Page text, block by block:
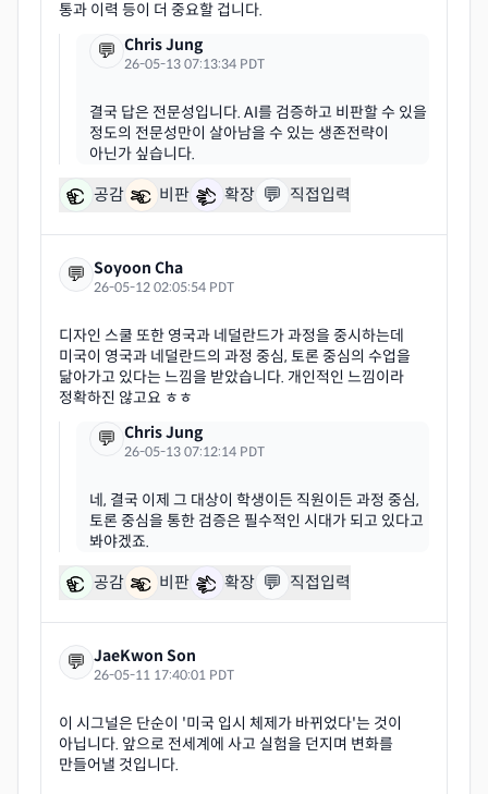
💬 Chris Jung
26-05-13 07:13:34 PDT
결국 답은 전문성입니다. AI를 검증하고 비판할 수 있을
정도의 전문성만이 살아남을 수 있는 생존전략이
공감 비판 확장 💬 직접입력
💬 Soyoon Cha
26-05-12 02:05:54 PDT
디자인 스쿨 또한 영국과 네덜란드가 과정을 중시하는데
미국이 영국과 네덜란드의 과정 중심, 토론 중심의 수업을
닮아가고 있다는 느낌을 받았습니다. 개인적인 느낌이라
💬 Chris Jung
26-05-13 07:12:14 PDT
네, 결국 이제 그 대상이 학생이든 직원이든 과정 중심,
토론 중심을 통한 검증은 필수적인 시대가 되고 있다고
공감 비판 확장 💬 직접입력
💬 JaeKwon Son
26-05-11 17:40:01 PDT
이 시그널은 단순이 '미국 입시 체제가 바뀌었다'는 것이
아닙니다. 앞으로 전세계에 사고 실험을 던지며 변화를
만들어낼 것입니다.